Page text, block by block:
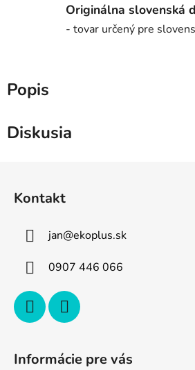
Originálna slovenská
- tovar určený pre
Popis
Diskusia
Kontakt
jan@ekoplus.sk
0907 446 066
Informácie pre vás